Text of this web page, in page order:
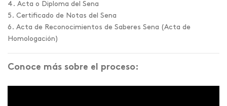
4. Acta o Diploma del Sena
5. Certificado de Notas del Sena
6. Acta de Reconocimientos de Saberes Sena (Acta de
Homologación)
Conoce más sobre el proceso: